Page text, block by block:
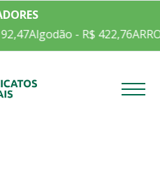
Algodão - R$ 422,76ARROZ